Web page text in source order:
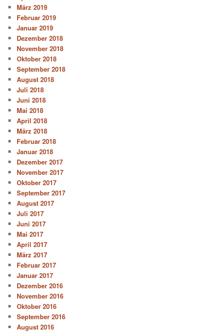
März 2019
Februar 2019
Januar 2019
Dezember 2018
November 2018
Oktober 2018
September 2018
August 2018
Juli 2018
Juni 2018
Mai 2018
April 2018
März 2018
Februar 2018
Januar 2018
Dezember 2017
November 2017
Oktober 2017
September 2017
August 2017
Juli 2017
Juni 2017
Mai 2017
April 2017
März 2017
Februar 2017
Januar 2017
Dezember 2016
November 2016
Oktober 2016
September 2016
August 2016